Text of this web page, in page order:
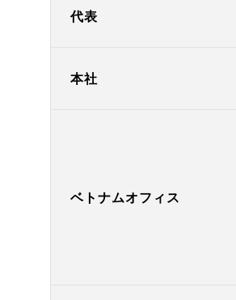
代表
本社
ベトナムオフィス